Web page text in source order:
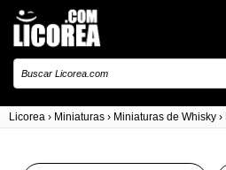
Licorea › Miniaturas › Miniaturas de Whisky ›